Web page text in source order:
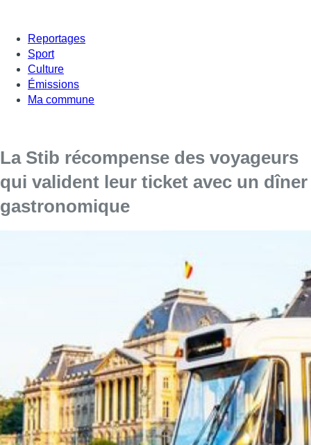
Reportages
Sport
Culture
Émissions
Ma commune
La Stib récompense des voyageurs
qui valident leur ticket avec un dîner
gastronomique